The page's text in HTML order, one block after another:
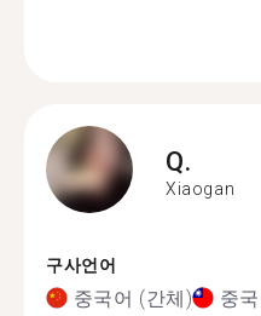
Q.
Xiaogan
구사언어
중국어 (간체) 중